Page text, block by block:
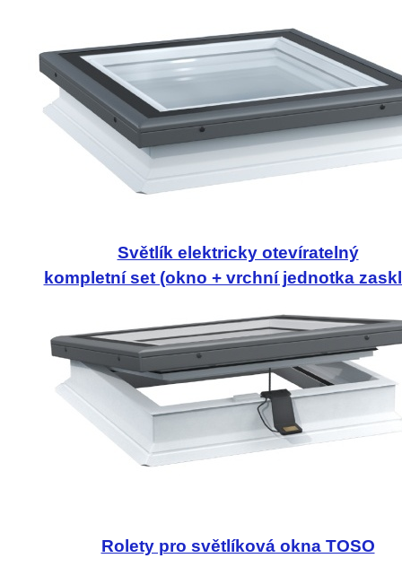
Světlík elektricky otevíratelný
kompletní set (okno + vrchní jednotka
Rolety pro světlíková okna TOSO